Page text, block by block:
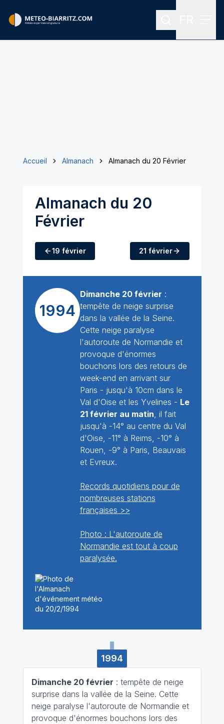
Rechercher
Accueil Almanach Almanach du 20 Février
Almanach du 20
Février
19 février 21 février
1994
Dimanche 20 février :
tempête de neige surprise
dans la vallée de la Seine.
Cette neige paralyse
l'autoroute de Normandie et
provoque d'énormes
bouchons lors des retours de
week-end en arrivant sur
Paris - jusqu'à 10cm dans le
Val d'Oise et les Yvelines - Le
21 février au matin, il fait
jusqu'à -14° au centre du Val
d'Oise, -11° à Reims, -10° à
Rouen, -9° à Paris, Beauvais
et Evreux.
Records quotidiens pour de
nombreuses stations
françaises >>
Photo : L'autoroute de
Normandie est tout à coup
paralysée.
1994
Dimanche 20 février : tempête de neige
surprise dans la vallée de la Seine. Cette
neige paralyse l'autoroute de Normandie et
provoque d'énormes bouchons lors des